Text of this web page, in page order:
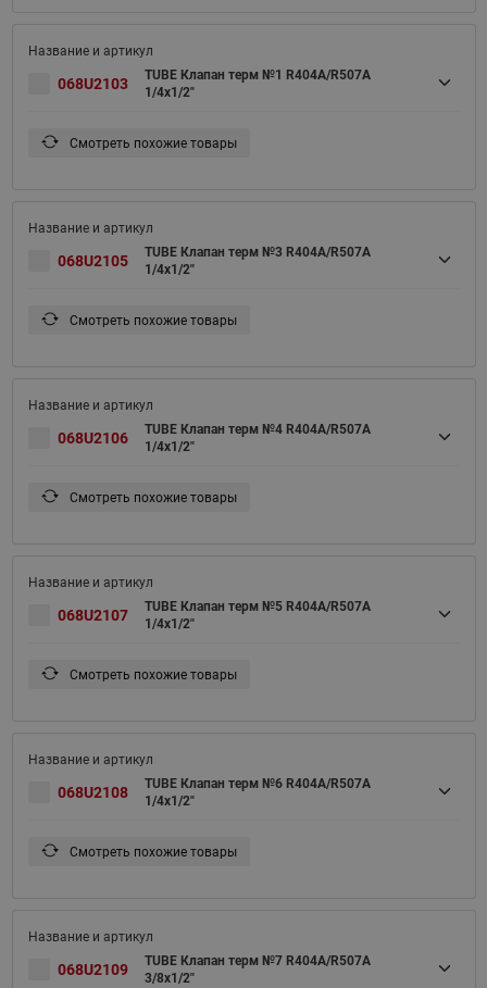
068U2103
TUBE Клапан терм №1 R404A/R507A
1/4x1/2"
Смотреть похожие товары
068U2105
TUBE Клапан терм №3 R404A/R507A
1/4x1/2"
Смотреть похожие товары
068U2106
TUBE Клапан терм №4 R404A/R507A
1/4x1/2"
Смотреть похожие товары
068U2107
TUBE Клапан терм №5 R404A/R507A
1/4x1/2"
Смотреть похожие товары
068U2108
TUBE Клапан терм №6 R404A/R507A
1/4x1/2"
Смотреть похожие товары
068U2109
TUBE Клапан терм №7 R404A/R507A
3/8x1/2"